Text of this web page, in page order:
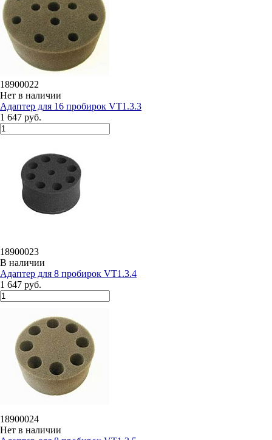
18900022
Нет в наличии
Адаптер для 16 пробирок VT1.3.3
1 647 руб.
18900023
В наличии
Адаптер для 8 пробирок VT1.3.4
1 647 руб.
18900024
Нет в наличии